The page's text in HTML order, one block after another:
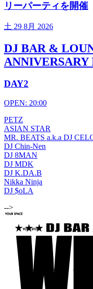
リーパーティを開催
土 29 8月 2026
DJ BAR &
ANNIVERSARY
DAY2
OPEN: 20:00
PETZ
ASIAN STAR
MR. BEATS a.k.a DJ
DJ Chin-Nen
DJ 8MAN
DJ MDK
DJ K.DA.B
Nikka Ninja
DJ $oLA
-->